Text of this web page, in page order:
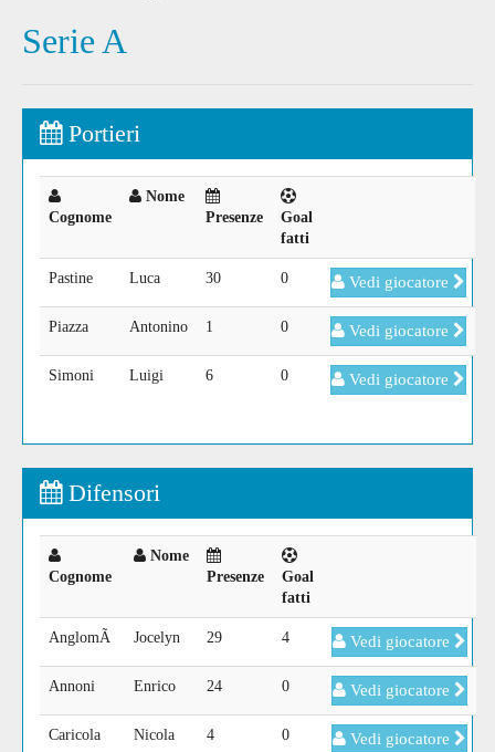
Serie A
Portieri
Cognome
Nome
Presenze
Goal
fatti
Pastine Luca 30 0 Vedi giocatore
Piazza Antonino 1 0 Vedi giocatore
Simoni Luigi 6 0 Vedi giocatore
Difensori
Cognome
Nome
Presenze
Goal
fatti
AnglomÃ Jocelyn 29 4 Vedi giocatore
Annoni Enrico 24 0 Vedi giocatore
Caricola Nicola 4 0 Vedi giocatore